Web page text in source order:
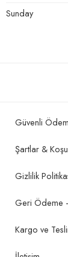
Sunday
Güvenli
Şartlar &
Gizlilik
Geri Ödeme
Kargo ve